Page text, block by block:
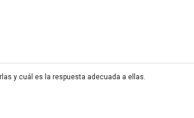
y cuál es la respuesta adecuada a ellas.